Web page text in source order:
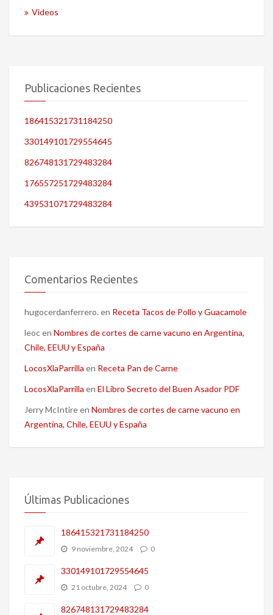
Videos
Publicaciones Recientes
186415321731184250
330149101729554645
826748131729483284
176557251729483284
439531071729483284
Comentarios Recientes
hugocerdanferrero. en Receta Tacos de Pollo y Guacamole
leocen Nombres de cortes de carne vacuno en Argentina,
Chile, EEUU y España
LocosXlaParrilla en Receta Pan de Carne
LocosXlaParrilla en El Libro Secreto del Buen Asador PDF
Jerry McIntireen Nombres de cortes de carne vacuno en
Argentina, Chile, EEUU y España
Últimas Publicaciones
186415321731184250
9 noviembre, 2024 0
330149101729554645
21 octubre, 2024 0
826748131729483284